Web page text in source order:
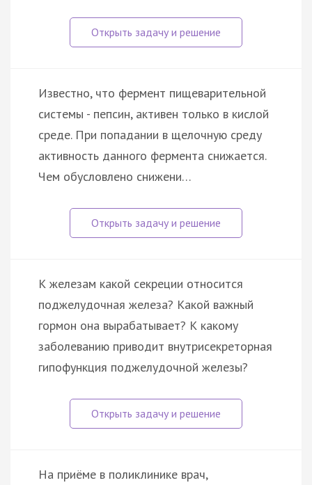
Известно, что фермент пищеварительной
системы - пепсин, активен только в кислой
среде. При попадании в щелочную среду
активность данного фермента снижается.
Чем обусловлено снижени…
К железам какой секреции относится
поджелудочная железа? Какой важный
гормон она вырабатывает? К какому
заболеванию приводит внутрисекреторная
гипофункция поджелудочной железы?
На приёме в поликлинике врач,